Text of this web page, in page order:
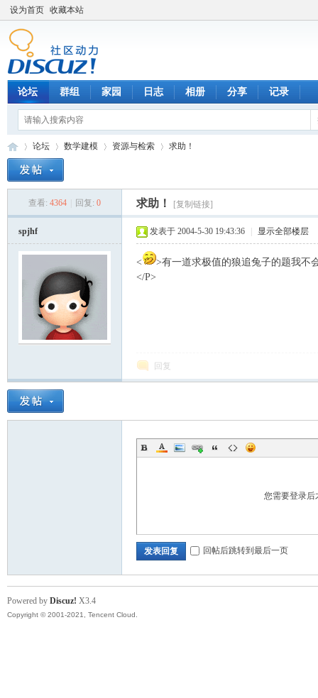
设为首页 收藏本站
论坛 群组 家园 日志 相册 分享 记录
论坛
›
数学建模
›
资源与检索
›
求助！
查看: 4364 回复: 0 求助！ [复制链接]
spjhf 发表于 2004-5-30 19:43:36 显示全部楼层
<
>有一道求极值的狼追兔子的题我不
</P>
回复
您需要登录
发表回复 回帖后跳转到最后一页
Powered by Discuz! X3.4
Copyright © 2001-2021, Tencent Cloud.